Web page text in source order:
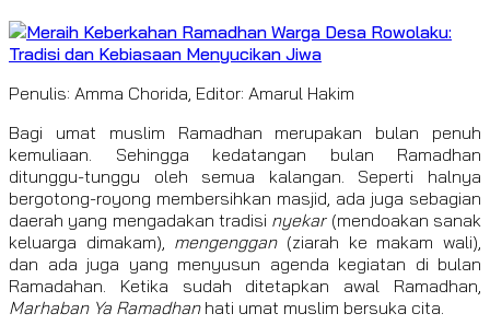
Penulis: Amma Chorida, Editor: Amarul Hakim
Bagi umat muslim Ramadhan merupakan bulan penuh
kemuliaan. Sehingga kedatangan bulan Ramadhan
ditunggu-tunggu oleh semua kalangan. Seperti halnya
bergotong-royong membersihkan masjid, ada juga sebagian
daerah yang mengadakan tradisi nyekar(mendoakan sanak
keluarga dimakam), mengenggan(ziarah ke makam wali),
dan ada juga yang menyusun agenda kegiatan di bulan
Ramadahan. Ketika sudah ditetapkan awal Ramadhan,
Marhaban Ya Ramadhanhati umat muslim bersuka cita.